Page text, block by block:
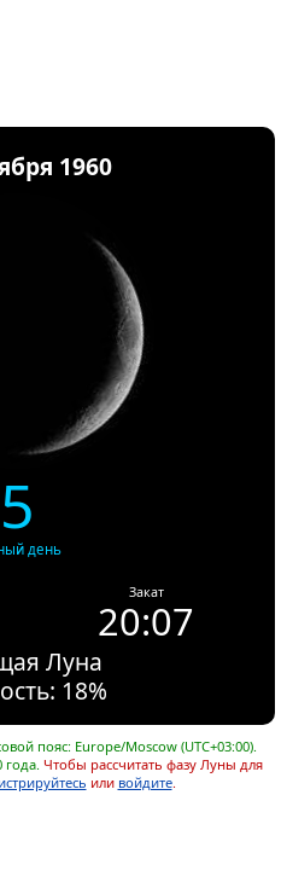
1960
5
день
Закат
20:07
Луна
18%
пояс: Europe/Moscow (UTC+03:00).
года. Чтобы рассчитать фазу Луны для
или войдите.